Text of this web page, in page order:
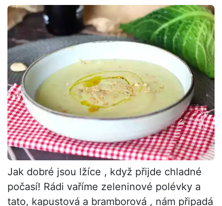
Jak dobré jsou lžíce , když přijde chladné
počasí! Rádi vaříme zeleninové polévky a
tato, kapustová a bramborová , nám připadá